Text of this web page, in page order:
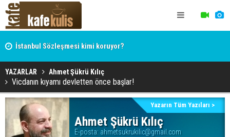
İstanbul Sözleşmesi kimi koruyor?
Hocaefendi, ekonomist, militan Hasan Hüseyin Varol
YAZARLAR Ahmet Şükrü Kılıç
Vicdanın kıyamı devletten önce başlar!
Ahmet Şükrü Kılıç
E-posta: ahmetsukrukilic@gmail.com
Yazarın Tüm Yazıları >